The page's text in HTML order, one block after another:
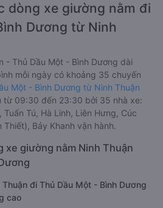
dòng xe giường nằm đi
Dương từ Ninh
- Thủ Dầu Một - Bình Dương dài
mỗi ngày có khoảng 35 chuyến
Một - Bình Dương từ Ninh Thuận
từ 09:30 đến 23:30 bởi 35 nhà xe:
Tú, Hà Linh, Liên Hưng, Cúc
Thiết), Bảy Khanh vận hành.
xe giường nằm Ninh Thuận
đi Thủ Dầu Một - Bình Dương
cao